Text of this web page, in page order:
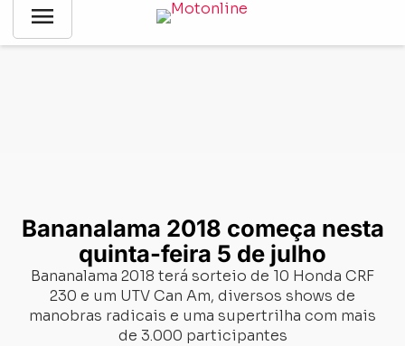
menu
Notícias
Bananalama 2018 começa nesta quinta-
Bananalama 2018 começa nesta
quinta-feira 5 de julho
Bananalama 2018 terá sorteio de 10 Honda CRF
230 e um UTV Can Am, diversos shows de
manobras radicais e uma supertrilha com mais
de 3.000 participantes